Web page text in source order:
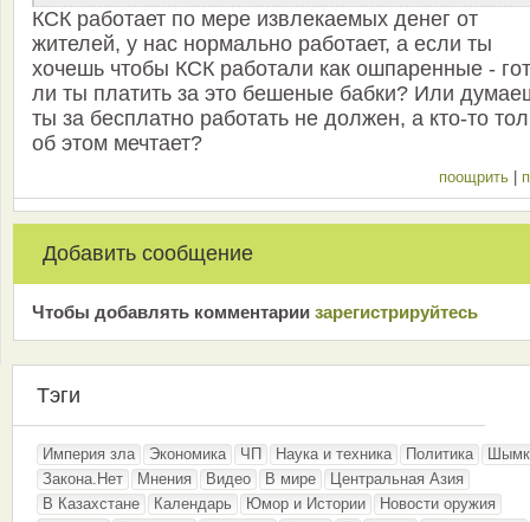
КСК работает по мере извлекаемых денег от
жителей, у нас нормально работает, а если ты
хочешь чтобы КСК работали как ошпаренные -
ли ты платить за это бешеные бабки? Или
ты за бесплатно работать не должен, а кто-то
об этом мечтает?
поощрить |
Добавить сообщение
Чтобы добавлять комментарии зарeгиcтрирyйтeсь
Тэги
Империя зла Экономика ЧП Наука и техника Политика
Закона.Нет
Мнения Видео В мире
Центральная Азия
В Казахстане
Календарь Юмор и Истории
Новости оружия